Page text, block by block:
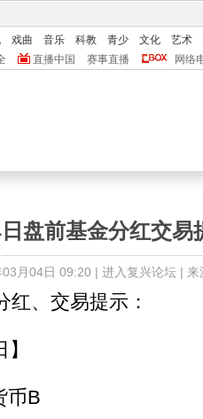
戏曲 音乐 科教 青少 文化
艺术
直播中国 赛事直播 网络
盘前基金分红交易
月04日 09:20 | 进入复兴论坛| 来
、交易提示：
B